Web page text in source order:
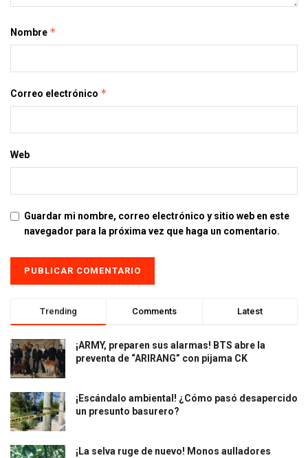
Nombre *
Correo electrónico *
Web
Guardar mi nombre, correo electrónico y sitio web en este
navegador para la próxima vez que haga un comentario.
Trending Comments Latest
¡ARMY, preparen sus alarmas! BTS abre la
preventa de “ARIRANG” con pijama CK
¡Escándalo ambiental! ¿Cómo pasó desapercido
un presunto basurero?
¡La selva ruge de nuevo! Monos aulladores